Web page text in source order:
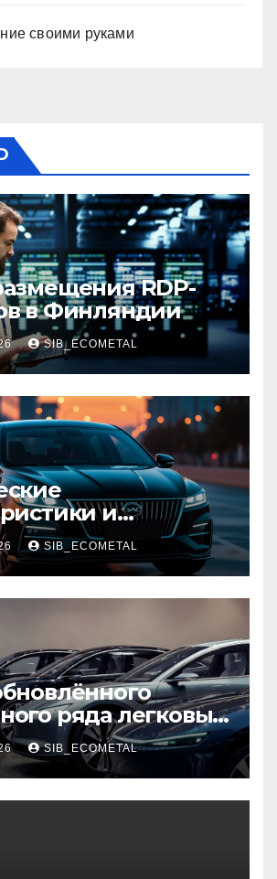
своими руками
RDP-
в Финляндии
SIB_ECOMETAL
и
комплектации
SIB_ECOMETAL
ряда легковых
2026 года
SIB_ECOMETAL